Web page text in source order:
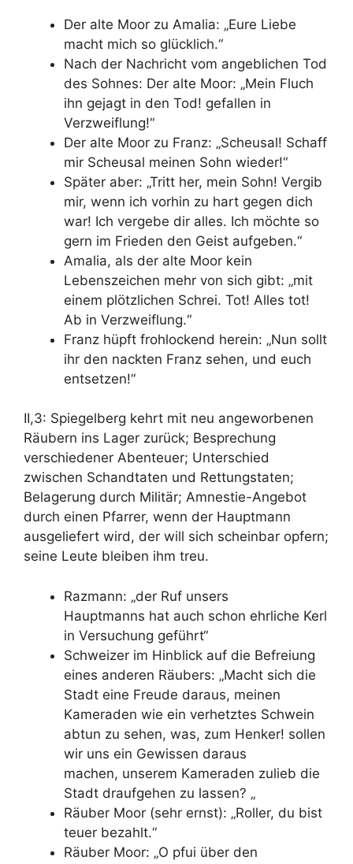
Der alte Moor zu Amalia: „Eure Liebe
macht mich so glücklich.“
Nach der Nachricht vom angeblichen Tod
des Sohnes: Der alte Moor: „Mein Fluch
ihn gejagt in den Tod! gefallen in
Verzweiflung!“
Der alte Moor zu Franz: „Scheusal! Schaff
mir Scheusal meinen Sohn wieder!“
Später aber: „Tritt her, mein Sohn! Vergib
mir, wenn ich vorhin zu hart gegen dich
war! Ich vergebe dir alles. Ich möchte so
gern im Frieden den Geist aufgeben.“
Amalia, als der alte Moor kein
Lebenszeichen mehr von sich gibt: „mit
einem plötzlichen Schrei. Tot! Alles tot!
Ab in Verzweiflung.“
Franz hüpft frohlockend herein: „Nun sollt
ihr den nackten Franz sehen, und euch
entsetzen!“
II,3: Spiegelberg kehrt mit neu angeworbenen
Räubern ins Lager zurück; Besprechung
verschiedener Abenteuer; Unterschied
zwischen Schandtaten und Rettungstaten;
Belagerung durch Militär; Amnestie-Angebot
durch einen Pfarrer, wenn der Hauptmann
ausgeliefert wird, der will sich scheinbar opfern;
seine Leute bleiben ihm treu.
Razmann: „der Ruf unsers
Hauptmanns hat auch schon ehrliche Kerl
in Versuchung geführt“
Schweizer im Hinblick auf die Befreiung
eines anderen Räubers: „Macht sich die
Stadt eine Freude daraus, meinen
Kameraden wie ein verhetztes Schwein
abtun zu sehen, was, zum Henker! sollen
wir uns ein Gewissen daraus
machen, unserem Kameraden zulieb die
Stadt draufgehen zu lassen? „
Räuber Moor (sehr ernst): „Roller, du bist
teuer bezahlt.“
Räuber Moor: „O pfui über den